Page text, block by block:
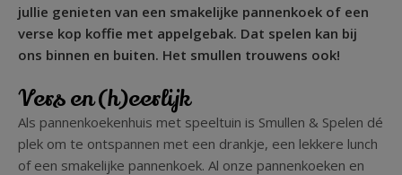
jullie genieten van een smakelijke pannenkoek of een
verse kop koffie met appelgebak. Dat spelen kan bij
ons binnen en buiten. Het smullen trouwens ook!
Vers en (h)eerlijk
Als pannenkoekenhuis met speeltuin is Smullen & Spelen dé
plek om te ontspannen met een drankje, een lekkere lunch
of een smakelijke pannenkoek. Al onze pannenkoeken en